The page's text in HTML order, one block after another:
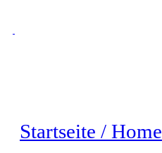
Startseite / Home